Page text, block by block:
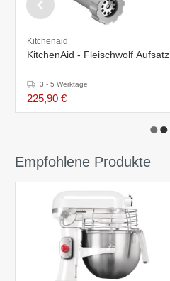
Kitchenaid
KitchenAid - Fleischwolf Aufsatz
3 - 5 Werktage
225,90 €
Empfohlene Produkte